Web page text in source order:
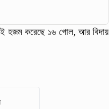
হজম করেছে ১৬ গোল, আর বিদায়